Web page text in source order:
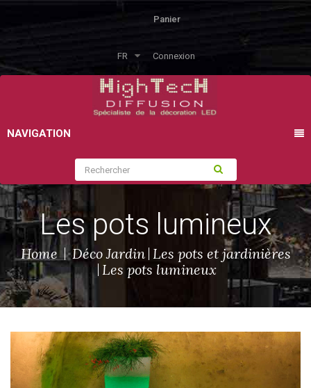
Panier
FR Connexion
NAVIGATION
Les pots lumineux
Home Déco Jardin Les pots et jardinières
Les pots lumineux